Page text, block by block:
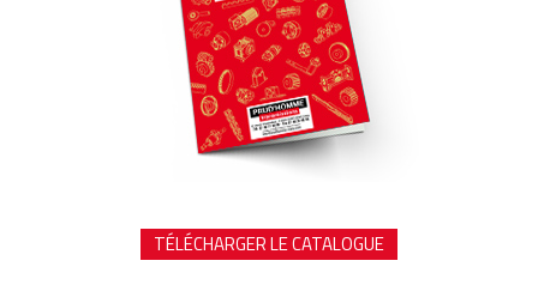
TÉLÉCHARGER LE CATALOGUE